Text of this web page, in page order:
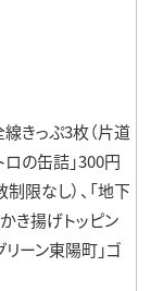
きっぷ3枚（片道
ロの缶詰」300円
限なし）、「地下
き揚げトッピン
ーン東陽町」ゴ